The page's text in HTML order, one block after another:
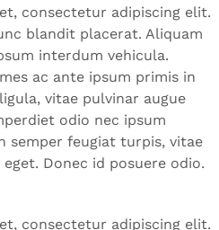
consectetur adipiscing elit.
blandit placerat. Aliquam
interdum vehicula.
ac ante ipsum primis in
vitae pulvinar augue
odio nec ipsum
semper feugiat turpis, vitae
Donec id posuere odio.
consectetur adipiscing elit.